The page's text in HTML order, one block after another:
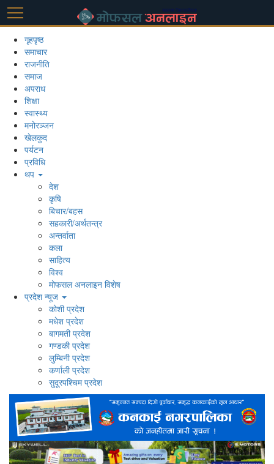
गृहपृष्ठ
समाचार
राजनीति
समाज
अपराध
शिक्षा
स्वास्थ्य
मनोरञ्जन
खेलकुद
पर्यटन
प्रविधि
थप
देश
कृषि
बिचार/बहस
सहकारी/अर्थतन्त्र
अन्तर्वाता
कला
साहित्य
विश्व
मोफसल अनलाइन विशेष
प्रदेश न्यूज
कोशी प्रदेश
मधेश प्रदेश
बागमती प्रदेश
गण्डकी प्रदेश
लुम्बिनी प्रदेश
कर्णाली प्रदेश
सुदूरपश्चिम प्रदेश